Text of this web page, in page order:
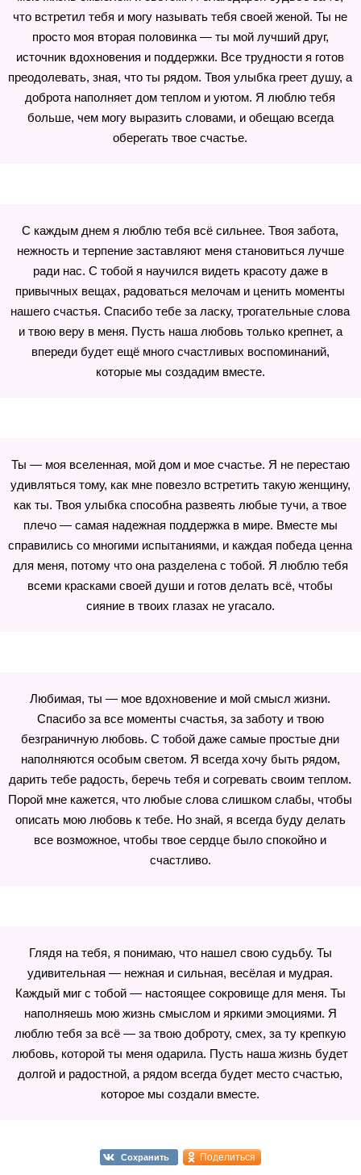
что встретил тебя и могу называть тебя своей женой. Ты не
просто моя вторая половинка — ты мой лучший друг,
источник вдохновения и поддержки. Все трудности я готов
преодолевать, зная, что ты рядом. Твоя улыбка греет душу, а
доброта наполняет дом теплом и уютом. Я люблю тебя
больше, чем могу выразить словами, и обещаю всегда
оберегать твое счастье.
С каждым днем я люблю тебя всё сильнее. Твоя забота,
нежность и терпение заставляют меня становиться лучше
ради нас. С тобой я научился видеть красоту даже в
привычных вещах, радоваться мелочам и ценить моменты
нашего счастья. Спасибо тебе за ласку, трогательные слова
и твою веру в меня. Пусть наша любовь только крепнет, а
впереди будет ещё много счастливых воспоминаний,
которые мы создадим вместе.
Ты — моя вселенная, мой дом и мое счастье. Я не перестаю
удивляться тому, как мне повезло встретить такую женщину,
как ты. Твоя улыбка способна развеять любые тучи, а твое
плечо — самая надежная поддержка в мире. Вместе мы
справились со многими испытаниями, и каждая победа ценна
для меня, потому что она разделена с тобой. Я люблю тебя
всеми красками своей души и готов делать всё, чтобы
сияние в твоих глазах не угасало.
Любимая, ты — мое вдохновение и мой смысл жизни.
Спасибо за все моменты счастья, за заботу и твою
безграничную любовь. С тобой даже самые простые дни
наполняются особым светом. Я всегда хочу быть рядом,
дарить тебе радость, беречь тебя и согревать своим теплом.
Порой мне кажется, что любые слова слишком слабы, чтобы
описать мою любовь к тебе. Но знай, я всегда буду делать
все возможное, чтобы твое сердце было спокойно и
счастливо.
Глядя на тебя, я понимаю, что нашел свою судьбу. Ты
удивительная — нежная и сильная, весёлая и мудрая.
Каждый миг с тобой — настоящее сокровище для меня. Ты
наполняешь мою жизнь смыслом и яркими эмоциями. Я
люблю тебя за всё — за твою доброту, смех, за ту крепкую
любовь, которой ты меня одарила. Пусть наша жизнь будет
долгой и радостной, а рядом всегда будет место счастью,
которое мы создали вместе.
Сохранить Поделиться